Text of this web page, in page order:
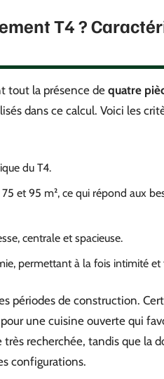
T4 ?
tout la présence de quatre
dans ce calcul. Voici les
du T4.
et 95 m², ce qui répond aux
centrale et spacieuse.
permettant à la fois intimité et
périodes de construction.
une cuisine ouverte qui
recherchée, tandis que la
configurations.